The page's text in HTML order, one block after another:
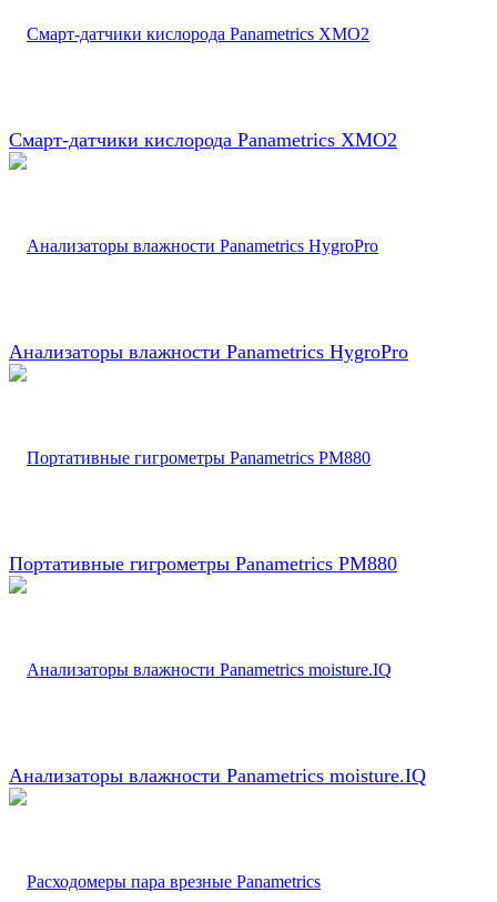
Смарт-датчики кислорода Panametrics XMO2
Анализаторы влажности Panametrics HygroPro
Портативные гигрометры Panametrics PM880
Анализаторы влажности Panametrics moisture.IQ